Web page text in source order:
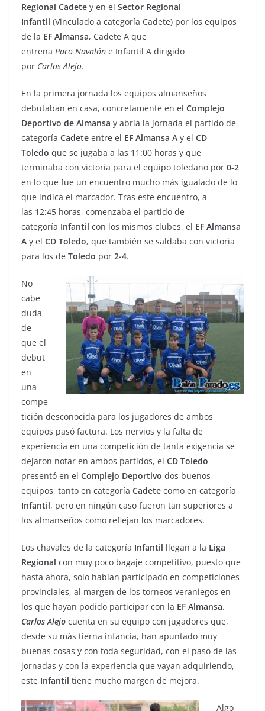
Regional Cadete y en el Sector Regional
Infantil (Vinculado a categoría Cadete) por los equipos
de la EF Almansa, Cadete A que
entrena Paco Navalón e Infantil A dirigido
por Carlos Alejo.
En la primera jornada los equipos almanseños
debutaban en casa, concretamente en el Complejo
Deportivo de Almansa y abría la jornada el partido de
categoría Cadete entre el EF Almansa A y el CD
Toledo que se jugaba a las 11:00 horas y que
terminaba con victoria para el equipo toledano por 0-2
en lo que fue un encuentro mucho más igualado de lo
que indica el marcador. Tras este encuentro, a
las 12:45 horas, comenzaba el partido de
categoría Infantil con los mismos clubes, el EF Almansa
A y el CD Toledo, que también se saldaba con victoria
para los de Toledo por 2-4.
No
cabe
duda
de
que el
debut
en
una
compe
tición desconocida para los jugadores de ambos
equipos pasó factura. Los nervios y la falta de
experiencia en una competición de tanta exigencia se
dejaron notar en ambos partidos, el CD Toledo
presentó en el Complejo Deportivo dos buenos
equipos, tanto en categoría Cadete como en categoría
Infantil, pero en ningún caso fueron tan superiores a
los almanseños como reflejan los marcadores.
Los chavales de la categoría Infantil llegan a la Liga
Regional con muy poco bagaje competitivo, puesto que
hasta ahora, solo habían participado en competiciones
provinciales, al margen de los torneos veraniegos en
los que hayan podido participar con la EF Almansa.
Carlos Alejo cuenta en su equipo con jugadores que,
desde su más tierna infancia, han apuntado muy
buenas cosas y con toda seguridad, con el paso de las
jornadas y con la experiencia que vayan adquiriendo,
este Infantil tiene mucho margen de mejora.
Algo